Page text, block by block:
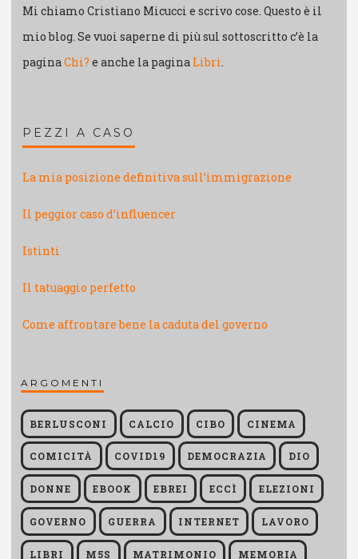
Mi chiamo Cristiano Micucci e scrivo cose. Questo è il
mio blog. Se vuoi saperne di più sul sottoscritto c’è la
paginaChi? e anche la pagina Libri.
PEZZI A CASO
La mia posizione definitiva sull’immigrazione
Il peggior caso d’influencer
Istinti
Il tatuaggio perfetto
Come affrontare bene la caduta del governo
ARGOMENTI
BERLUSCONI CALCIO CIBO CINEMA
COMICITÀ COVID19 DEMOCRAZIA DIO
DONNE EBOOK EBREI ECCÌ ELEZIONI
GOVERNO GUERRA INTERNET LAVORO
LIBRI M5S MATRIMONIO MEMORIA